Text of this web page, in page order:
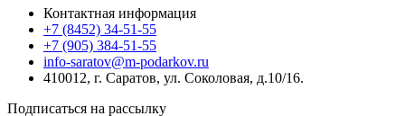
Контактная информация
+7 (8452) 34-51-55
+7 (905) 384-51-55
info-saratov@m-podarkov.ru
410012, г. Саратов, ул. Соколовая, д.10/16.
Подписаться на рассылку